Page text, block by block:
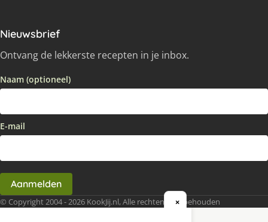
Nieuwsbrief
Ontvang de lekkerste recepten in je inbox.
Naam (optioneel)
E-mail
Aanmelden
© Copyright 2004 - 2026 KookJij.nl, Alle rechten voorbehouden
×